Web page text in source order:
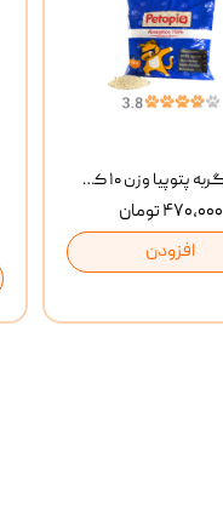
خاک گربه پتوپیا وزن ۱۰ کیلوگرم
۴۷۰,۰۰۰ تومان
افزودن